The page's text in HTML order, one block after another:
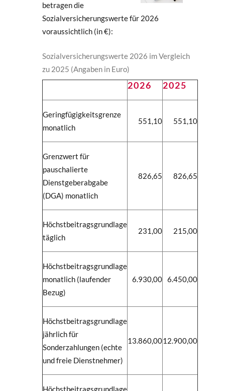
betragen die
Sozialversicherungswerte für 2026
voraussichtlich (in €):
Sozialversicherungswerte 2026 im Vergleich
zu 2025 (Angaben in Euro)
2026 2025
Geringfügigkeitsgrenze
monatlich
551,10 551,10
Grenzwert für
pauschalierte
Dienstgeberabgabe
(DGA) monatlich
826,65 826,65
Höchstbeitragsgrundlage
täglich
231,00 215,00
Höchstbeitragsgrundlage
monatlich (laufender
Bezug)
6.930,00 6.450,00
Höchstbeitragsgrundlage
jährlich für
Sonderzahlungen (echte
und freie Dienstnehmer)
13.860,0012.900,00
Höchstbeitragsgrundlage